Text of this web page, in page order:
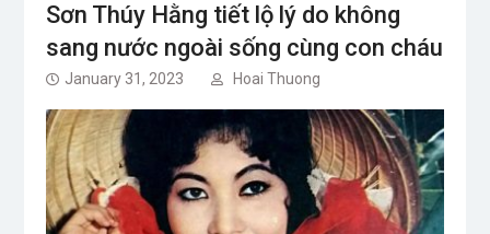
Sơn Thúy Hằng tiết lộ lý do không
sang nước ngoài sống cùng con cháu
January 31, 2023 Hoai Thuong